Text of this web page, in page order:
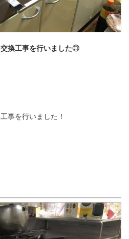
換工事を行いました◎
事を行いました！